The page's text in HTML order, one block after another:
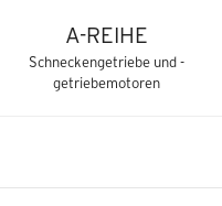
A-REIHE
Schneckengetriebe und -
getriebemotoren